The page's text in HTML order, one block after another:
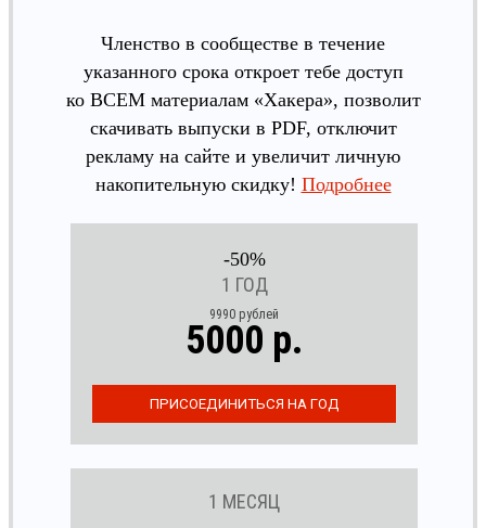
Членство в сообществе в течение
указанного срока откроет тебе доступ
ко ВСЕМ материалам «Хакера», позволит
скачивать выпуски в PDF, отключит
рекламу на сайте и увеличит личную
накопительную скидку! Подробнее
-50%
1 ГОД
9990 рублей
5000 р.
1 МЕСЯЦ